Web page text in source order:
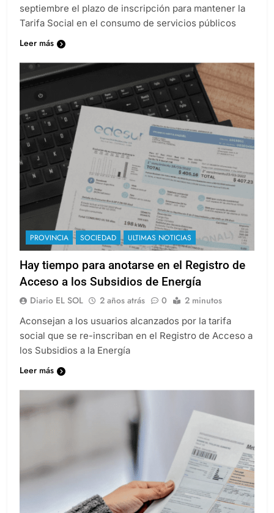
septiembre el plazo de inscripción para mantener la
Tarifa Social en el consumo de servicios públicos
Leer más
PROVINCIA SOCIEDAD ULTIMAS NOTICIAS
Hay tiempo para anotarse en el Registro de
Acceso a los Subsidios de Energía
Diario EL SOL 2 años atrás 0 2 minutos
Aconsejan a los usuarios alcanzados por la tarifa
social que se re-inscriban en el Registro de Acceso a
los Subsidios a la Energía
Leer más